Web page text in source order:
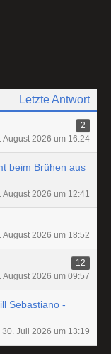
Letzte Antwort
2
August 2026 um 16:24
beim Brühen aus
August 2026 um 12:41
August 2026 um 18:52
12
August 2026 um 09:57
Sebastiano -
30. Juli 2026 um 13:19